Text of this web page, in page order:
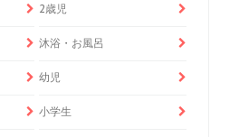
2歳児
沐浴・お風呂
幼児
小学生